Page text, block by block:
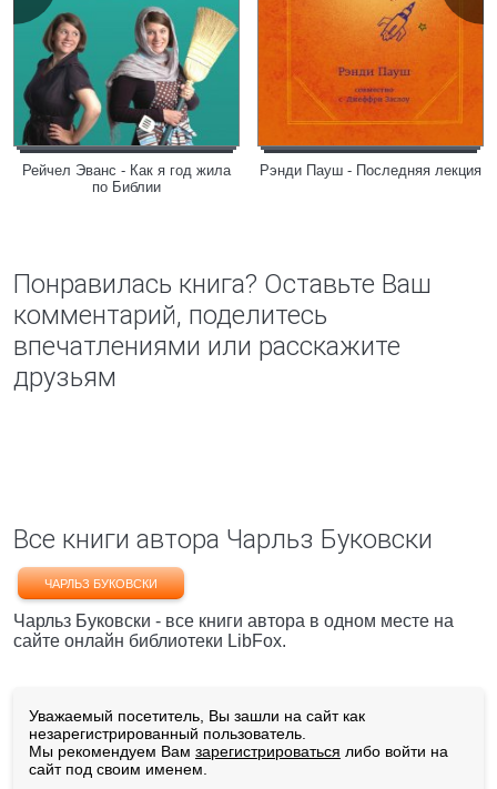
Рейчел Эванс - Как я год жила
по Библии
Рэнди Пауш - Последняя лекция
Понравилась книга? Оставьте Ваш
комментарий, поделитесь
впечатлениями или расскажите
друзьям
Все книги автора Чарльз Буковски
ЧАРЛЬЗ БУКОВСКИ
Чарльз Буковски - все книги автора в одном месте на
сайте онлайн библиотеки LibFox.
Уважаемый посетитель, Вы зашли на сайт как
незарегистрированный пользователь.
Мы рекомендуем Вам зарегистрироваться либо войти на
сайт под своим именем.